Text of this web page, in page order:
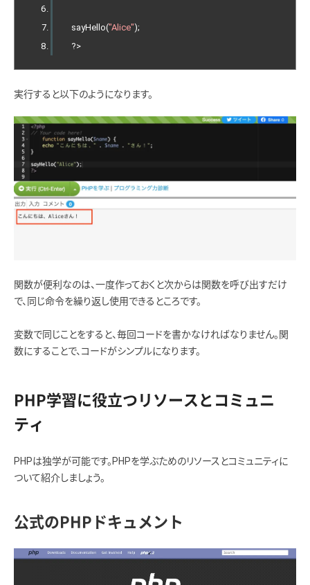
   sayHello
("Alice");
?>
実行すると以下のようになります。
関数が便利なのは、一度作っておくと次からは関数を呼び出すだけ
で、同じ命令を繰り返し使用できるところです。
変数で同じことをすると、毎回コードを書かなければなりません。関
数にすることで、コードがシンプルになります。
PHP学習に役立つリソースとコミュニ
ティ
PHPは独学が可能です。PHPを学ぶためのリソースとコミュニティに
ついて紹介しましょう。
公式のPHPドキュメント